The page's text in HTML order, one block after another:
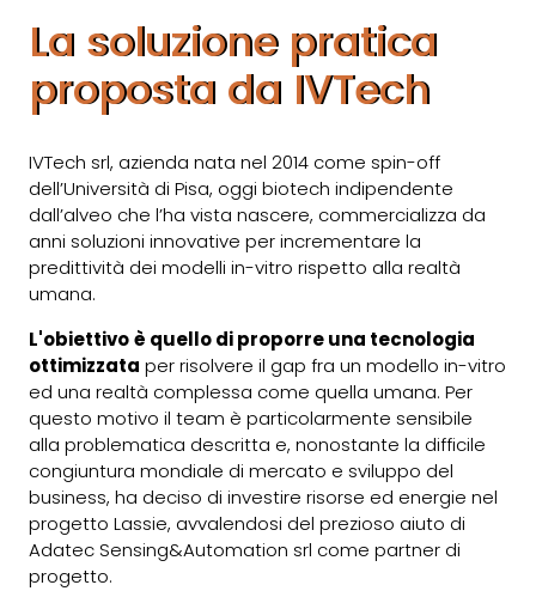
La soluzione pratica
proposta da IVTech
IVTech srl, azienda nata nel 2014 come spin-off
dell’Università di Pisa, oggi biotech indipendente
dall’alveo che l’ha vista nascere, commercializza da
anni soluzioni innovative per incrementare la
predittività dei modelli in-vitro rispetto alla realtà
umana.
L'obiettivoè quello di proporre una tecnologia
ottimizzata per risolvere il gap fra un modello in-vitro
ed una realtà complessa come quella umana. Per
questo motivo il team è particolarmente sensibile
alla problematica descritta e, nonostante la difficile
congiuntura mondiale di mercato e sviluppo del
business, ha deciso di investire risorse ed energie nel
progetto Lassie, avvalendosi del prezioso aiuto di
Adatec Sensing&Automation srl come partner di
progetto.